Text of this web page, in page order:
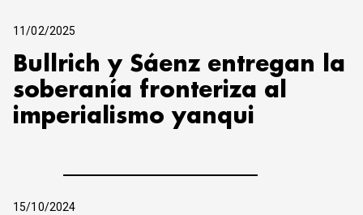
11/02/2025
Bullrich y Sáenz entregan la
soberanía fronteriza al
imperialismo yanqui
15/10/2024